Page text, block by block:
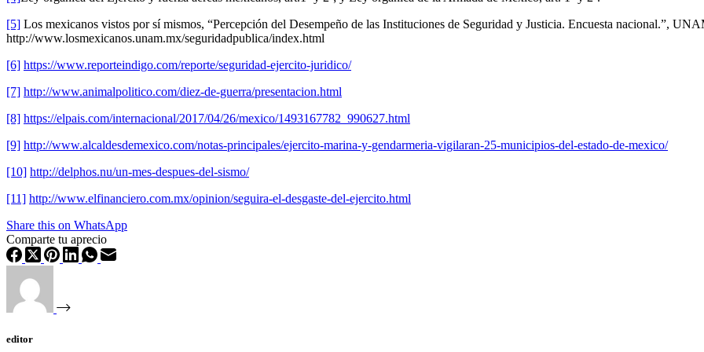
[5] Los mexicanos vistos por sí mismos, “Percepción del Desempeño de las Instituciones de Seguridad y Justicia. Encuesta nacional.”,
http://www.losmexicanos.unam.mx/seguridadpublica/index.html
[6] https://www.reporteindigo.com/reporte/seguridad-ejercito-juridico/
[7] http://www.animalpolitico.com/diez-de-guerra/presentacion.html
[8] https://elpais.com/internacional/2017/04/26/mexico/1493167782_990627.html
[9] http://www.alcaldesdemexico.com/notas-principales/ejercito-marina-y-gendarmeria-vigilaran-25-municipios-del-estado-de-mexico/
[10] http://delphos.nu/un-mes-despues-del-sismo/
[11] http://www.elfinanciero.com.mx/opinion/seguira-el-desgaste-del-ejercito.html
Share this on WhatsApp
Comparte tu aprecio
editor